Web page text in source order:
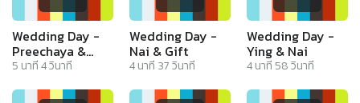
Wedding Day -
Preechaya &
Manakrit
5 นาที4วินาที
Wedding Day -
Nai & Gift
4นาที 37วินาที
Wedding Day -
Ying & Nai
4นาที 58วินาที